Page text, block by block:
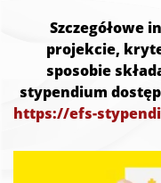
Szczegółowe
projekcie,
sposobie
stypendium
https://efs-